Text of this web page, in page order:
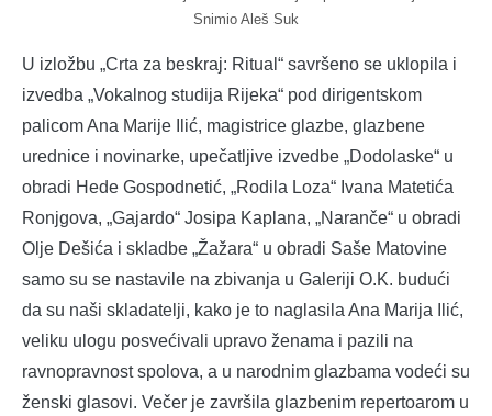
Snimio Aleš Suk
U izložbu „Crta za beskraj: Ritual“ savršeno se uklopila i
izvedba „Vokalnog studija Rijeka“ pod dirigentskom
palicom Ana Marije Ilić, magistrice glazbe, glazbene
urednice i novinarke, upečatljive izvedbe „Dodolaske“ u
obradi Hede Gospodnetić, „Rodila Loza“ Ivana Matetića
Ronjgova, „Gajardo“ Josipa Kaplana, „Naranče“ u obradi
Olje Dešića i skladbe „Žažara“ u obradi Saše Matovine
samo su se nastavile na zbivanja u Galeriji O.K. budući
da su naši skladatelji, kako je to naglasila Ana Marija Ilić,
veliku ulogu posvećivali upravo ženama i pazili na
ravnopravnost spolova, a u narodnim glazbama vodeći su
ženski glasovi. Večer je završila glazbenim repertoarom u